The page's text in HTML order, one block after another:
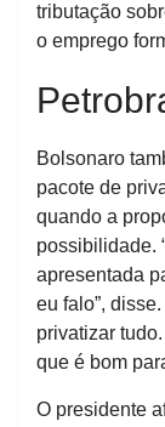
tributação
o emprego
Bolsonaro
pacote de
quando a
possibilidade.
apresentada
eu falo”,
privatizar
que é bom
O presidente